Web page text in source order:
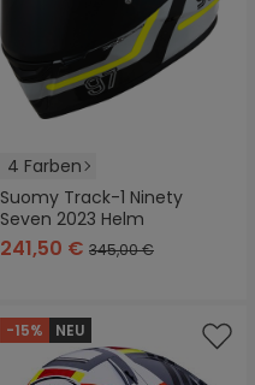
4 Farben
Suomy Track-1 Ninety
Seven 2023 Helm
241,50 € 345,00 €
-15% NEU